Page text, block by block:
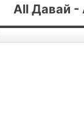
All Давай -